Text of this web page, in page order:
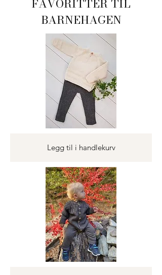
BARNEHAGEN
Legg til i handlekurv